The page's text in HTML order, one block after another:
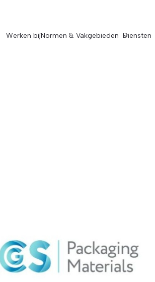
Werken bijNormen & Vakgebieden Diensten